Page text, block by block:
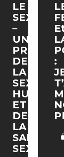
LE
–
UN
DE
LA
ET
DE
LA
SANTÉ
SEXUELLE
: